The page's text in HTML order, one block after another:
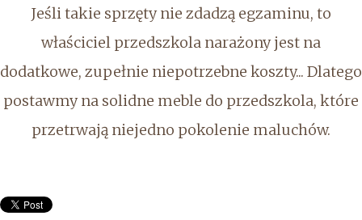
Jeśli takie sprzęty nie zdadzą egzaminu, to
właściciel przedszkola narażony jest na
dodatkowe, zupełnie niepotrzebne koszty... Dlatego
postawmy na solidne meble do przedszkola, które
przetrwają niejedno pokolenie maluchów.